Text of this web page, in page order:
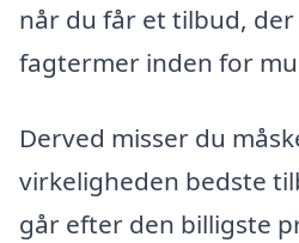
når du får et tilbud,
fagtermer inden for
Derved misser du
virkeligheden bedste
går efter den billigste